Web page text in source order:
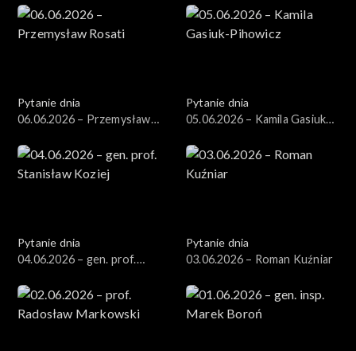
Pytanie dnia
06.06.2026 – Przemysław
Pytanie dnia
05.06.2026 – Kamila Gasiuk-
Pytanie dnia
04.06.2026 – gen. prof.
Pytanie dnia
03.06.2026 – Roman Kuźniar